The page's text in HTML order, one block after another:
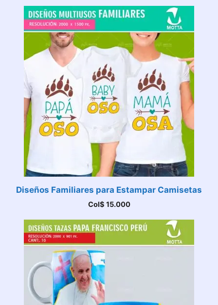
Diseños Familiares para Estampar Camisetas
Col$ 15.000